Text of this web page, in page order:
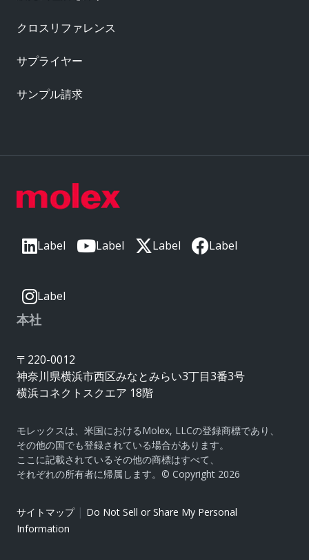
Label Label Label Label
Label
本社
〒220-0012
神奈川県横浜市西区みなとみらい3丁目3番3号
横浜コネクトスクエア 18階
モレックスは、米国におけるMolex, LLCの登録商標であり、
その他の国でも登録されている場合があります。
ここに記載されているその他の商標はすべて、
それぞれの所有者に帰属します。© Copyright 2026
サイトマップ| Do Not Sell or Share My Personal
Information
クロスリファレンス
サプライヤー
サンプル請求